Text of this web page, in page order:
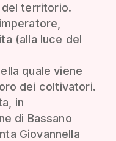
territorio.
(alla luce del
quale viene
dei coltivatori.
in
di Bassano
Giovannella